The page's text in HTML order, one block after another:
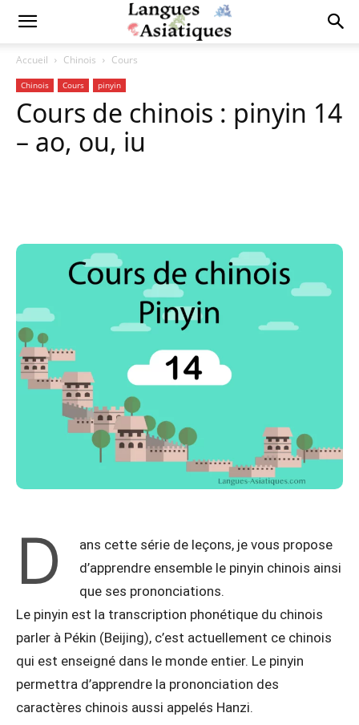
Accueil Chinois Cours
Chinois Cours pinyin
Cours de chinois : pinyin 14
– ao, ou, iu
D
ans cette série de leçons, je vous propose
d’apprendre ensemble le pinyin chinois ainsi
que ses prononciations.
Le pinyin est la transcription phonétique du chinois
parler à Pékin (Beijing), c’est actuellement ce chinois
qui est enseigné dans le monde entier. Le pinyin
permettra d’apprendre la prononciation des
caractères chinois aussi appelés Hanzi.